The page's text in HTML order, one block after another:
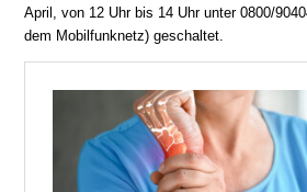
April, von 12 Uhr bis 14 Uhr unter 0800/
dem Mobilfunknetz) geschaltet.